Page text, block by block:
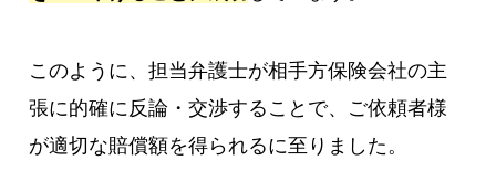
このように、担当弁護士が相手方保険会社の主
張に的確に反論・交渉することで、ご依頼者様
が適切な賠償額を得られるに至りました。